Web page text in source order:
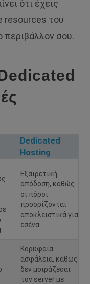
ότι έχεις
resources του
περιβάλλον σου.
Dedicated
Hosting
Εξαιρετική
απόδοση, καθώς
οι πόροι
προορίζονται
αποκλειστικά για
εσένα.
Κορυφαία
ασφάλεια, καθώς
δεν μοιράζεσαι
τον server με